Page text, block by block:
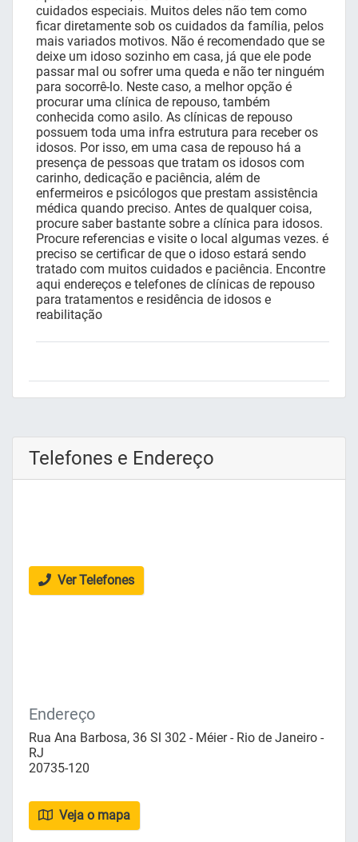
cuidados especiais. Muitos deles não tem como
ficar diretamente sob os cuidados da família, pelos
mais variados motivos. Não é recomendado que se
deixe um idoso sozinho em casa, já que ele pode
passar mal ou sofrer uma queda e não ter ninguém
para socorrê-lo. Neste caso, a melhor opção é
procurar uma clínica de repouso, também
conhecida como asilo. As clínicas de repouso
possuem toda uma infra estrutura para receber os
idosos. Por isso, em uma casa de repouso há a
presença de pessoas que tratam os idosos com
carinho, dedicação e paciência, além de
enfermeiros e psicólogos que prestam assistência
médica quando preciso. Antes de qualquer coisa,
procure saber bastante sobre a clínica para idosos.
Procure referencias e visite o local algumas vezes. é
preciso se certificar de que o idoso estará sendo
tratado com muitos cuidados e paciência. Encontre
aqui endereços e telefones de clínicas de repouso
para tratamentos e residência de idosos e
reabilitação
Telefones e Endereço
Ver Telefones
Endereço
Rua Ana Barbosa, 36 Sl 302 - Méier - Rio de Janeiro -
RJ
20735-120
Veja o mapa